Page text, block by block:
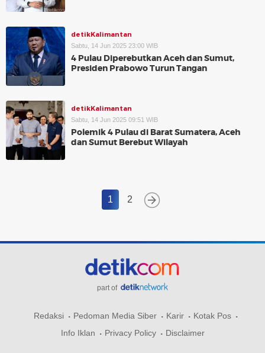
detikKalimantan
Sabtu, 14 Jun 2025 23:00 WIB
4 Pulau Diperebutkan Aceh dan Sumut,
Presiden Prabowo Turun Tangan
detikKalimantan
Sabtu, 14 Jun 2025 09:51 WIB
Polemik 4 Pulau di Barat Sumatera, Aceh
dan Sumut Berebut Wilayah
1 2
part of
Redaksi Pedoman Media Siber Karir
Kotak Pos
Info Iklan
Privacy Policy Disclaimer